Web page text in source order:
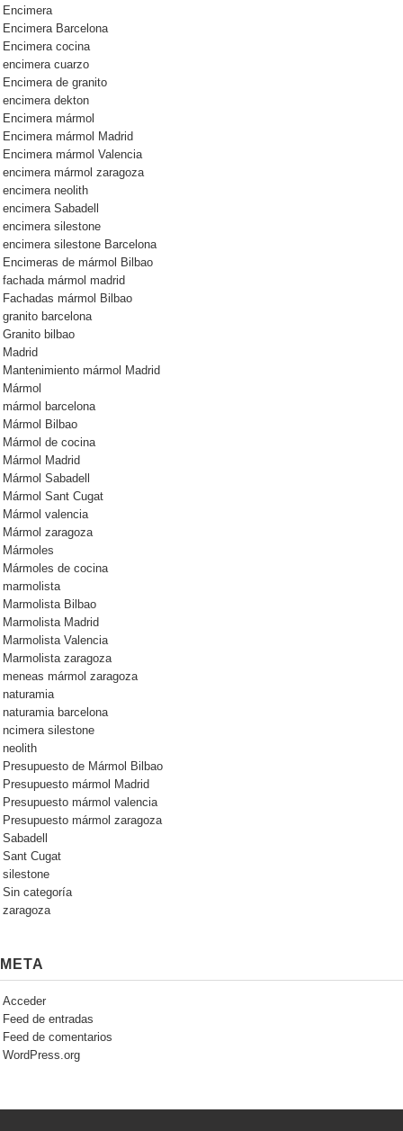
Encimera
Encimera Barcelona
Encimera cocina
encimera cuarzo
Encimera de granito
encimera dekton
Encimera mármol
Encimera mármol Madrid
Encimera mármol Valencia
encimera mármol zaragoza
encimera neolith
encimera Sabadell
encimera silestone
encimera silestone Barcelona
Encimeras de mármol Bilbao
fachada mármol madrid
Fachadas mármol Bilbao
granito barcelona
Granito bilbao
Madrid
Mantenimiento mármol Madrid
Mármol
mármol barcelona
Mármol Bilbao
Mármol de cocina
Mármol Madrid
Mármol Sabadell
Mármol Sant Cugat
Mármol valencia
Mármol zaragoza
Mármoles
Mármoles de cocina
marmolista
Marmolista Bilbao
Marmolista Madrid
Marmolista Valencia
Marmolista zaragoza
meneas mármol zaragoza
naturamia
naturamia barcelona
ncimera silestone
neolith
Presupuesto de Mármol Bilbao
Presupuesto mármol Madrid
Presupuesto mármol valencia
Presupuesto mármol zaragoza
Sabadell
Sant Cugat
silestone
Sin categoría
zaragoza
META
Acceder
Feed de entradas
Feed de comentarios
WordPress.org